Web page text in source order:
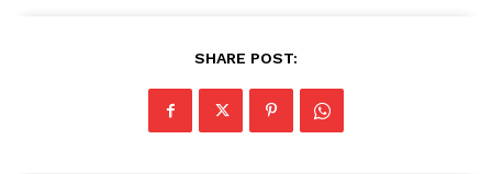
SHARE POST: